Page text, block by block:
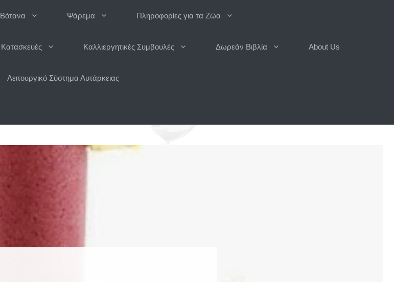
Βότανα Ψάρεμα Πληροφορίες για τα Ζώα
Κατασκευές Καλλιεργητικές Συμβουλές Δωρεάν Βιβλία About Us
Λειτουργικό Σύστημα Αυτάρκειας